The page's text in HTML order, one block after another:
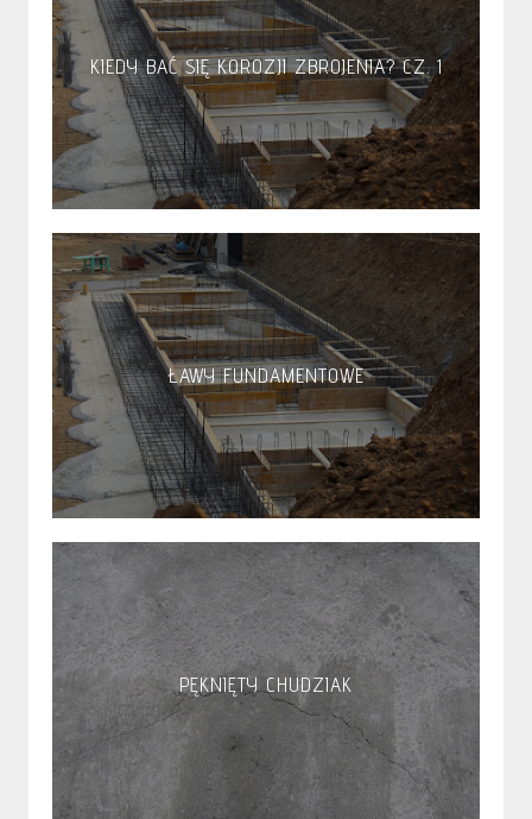
KIEDY BAĆ SIĘ KOROZJI ZBROJENIA? CZ. 1
ŁAWY FUNDAMENTOWE
PĘKNIĘTY CHUDZIAK